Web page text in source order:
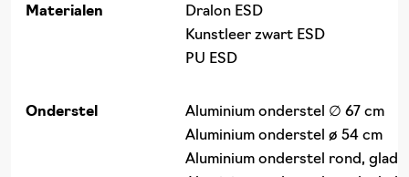
Materialen
Dralon ESD
Kunstleer zwart ESD
PU ESD
Onderstel
Aluminium onderstel ∅ 67 cm
Aluminium onderstel ø 54 cm
Aluminium onderstel rond, glad